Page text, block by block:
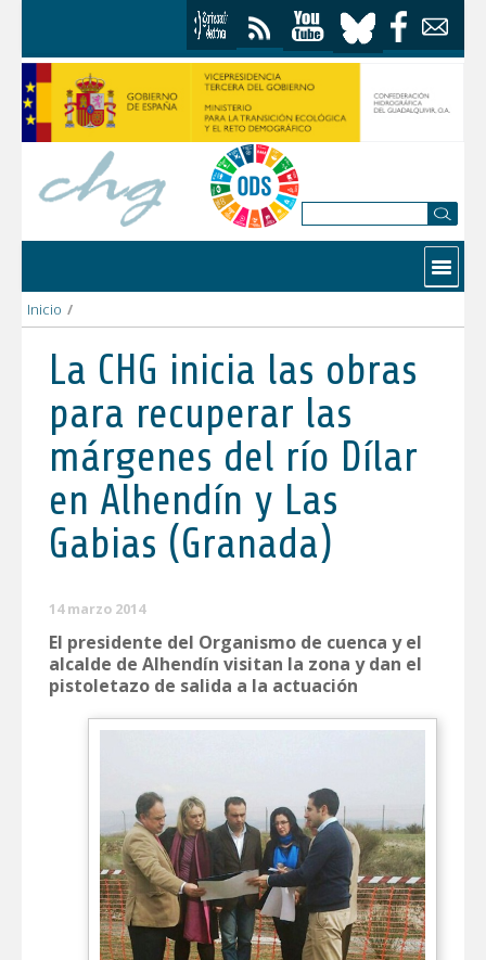
Contactar
Inicio /
La CHG inicia las obras
para recuperar las
márgenes del río Dílar
en Alhendín y Las
Gabias (Granada)
14 marzo 2014
El presidente del Organismo de cuenca y el
alcalde de Alhendín visitan la zona y dan el
pistoletazo de salida a la actuación